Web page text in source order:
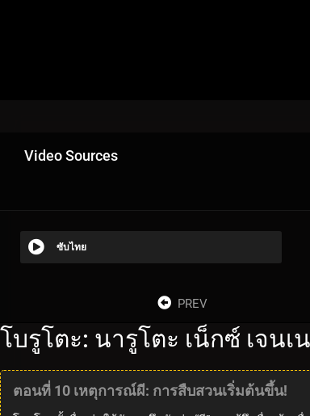
Video Sources
ซับไทย
PREV
โบรูโตะ: นารูโตะ เน็กซ์ เจนเ
ตอนที่ 10 เหตุการณ์ผี: การสืบสวนเริ่มต้นขึ้น!